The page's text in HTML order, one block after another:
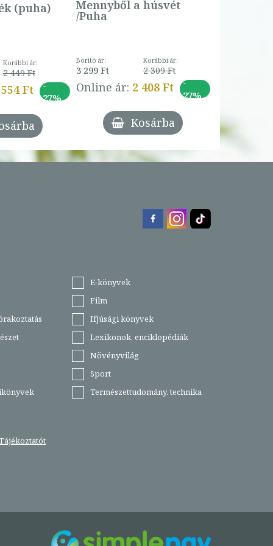
(puha)
Korábbi ár:
2 449 Ft
Ft
-
27%
Mennyből a húsvét
/Puha
Borító ár:
3 299 Ft
Korábbi ár:
2 309 Ft
Online ár: 2 408 Ft
-
27%
Kosárba
E-könyvek
Film
Ifjúsági könyvek
Lexikonok, enciklopédiák
Növényvilág
Sport
Természettudomány, technika